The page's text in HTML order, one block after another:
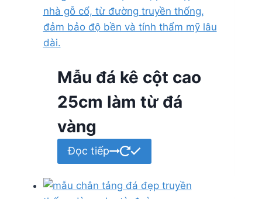
Mẫu đá kê cột cao
25cm làm từ đá
vàng
Đọc tiếp